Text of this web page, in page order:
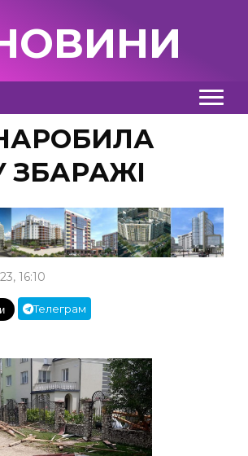
ЗБАРАЖІ
16:10
Телеграм